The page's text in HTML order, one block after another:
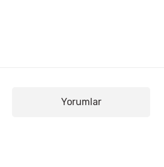
Yorumlar